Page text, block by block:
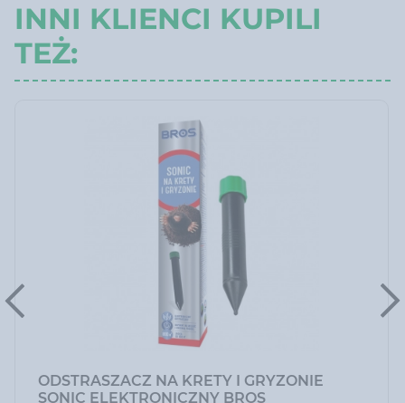
INNI KLIENCI KUPILI
TEŻ:
ODSTRASZACZ NA KRETY I GRYZONIE
SONIC ELEKTRONICZNY BROS